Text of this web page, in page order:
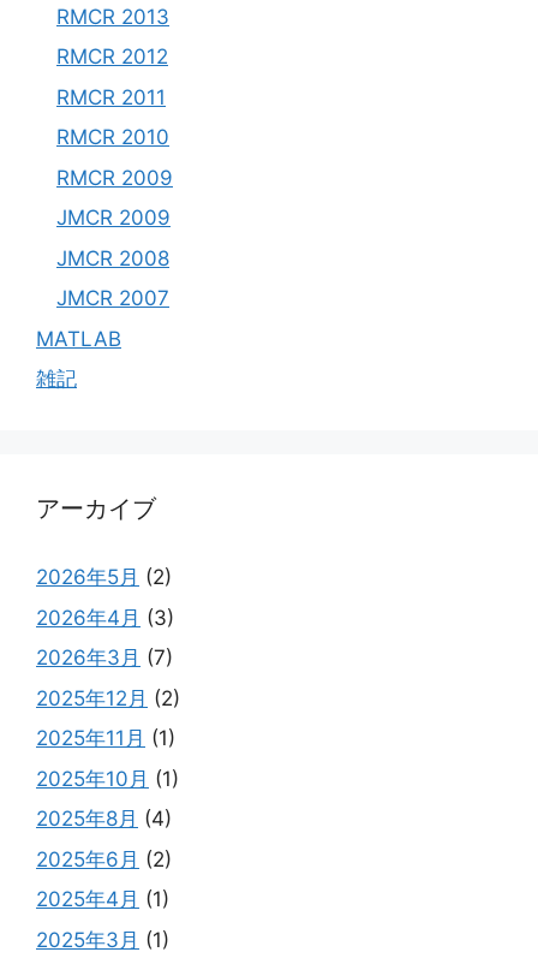
RMCR 2013
RMCR 2012
RMCR 2011
RMCR 2010
RMCR 2009
JMCR 2009
JMCR 2008
JMCR 2007
MATLAB
雑記
アーカイブ
2026年5月 (2)
2026年4月 (3)
2026年3月 (7)
2025年12月 (2)
2025年11月 (1)
2025年10月 (1)
2025年8月 (4)
2025年6月 (2)
2025年4月 (1)
2025年3月 (1)